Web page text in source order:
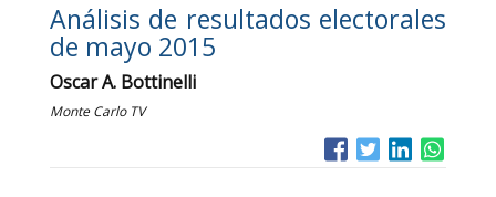
Análisis de resultados electorales
de mayo 2015
Oscar A. Bottinelli
Monte Carlo TV